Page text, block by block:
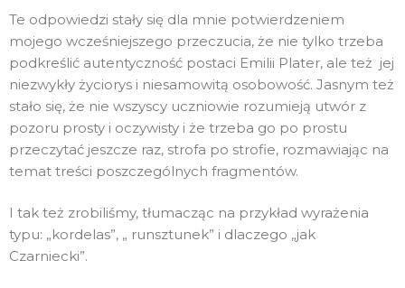
Te odpowiedzi stały się dla mnie potwierdzeniem
mojego wcześniejszego przeczucia, że nie tylko trzeba
podkreślić autentyczność postaci Emilii Plater, ale też jej
niezwykły życiorys i niesamowitą osobowość. Jasnym też
stało się, że nie wszyscy uczniowie rozumieją utwór z
pozoru prosty i oczywisty i że trzeba go po prostu
przeczytać jeszcze raz, strofa po strofie, rozmawiając na
temat treści poszczególnych fragmentów.
I tak też zrobiliśmy, tłumacząc na przykład wyrażenia
typu: „kordelas”, „ runsztunek” i dlaczego „jak
Czarniecki”.